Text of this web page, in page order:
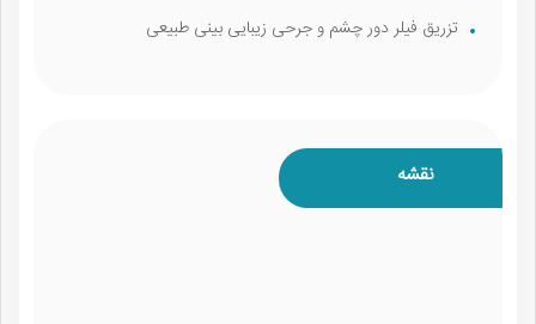
تزریق فیلر دور چشم و جرحی زیبایی بینی طبیعی
نقشه